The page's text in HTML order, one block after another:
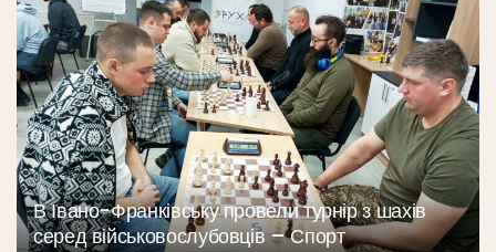
В Івано-Франківську провели турнір з шахів
серед військовослубовців – Спорт